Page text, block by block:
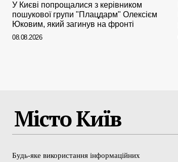
У Києві попрощалися з керівником
пошукової групи "Плацдарм" Олексієм
Юковим, який загинув на фронті
08.08.2026
Місто Київ
Будь-яке використання інформаційних